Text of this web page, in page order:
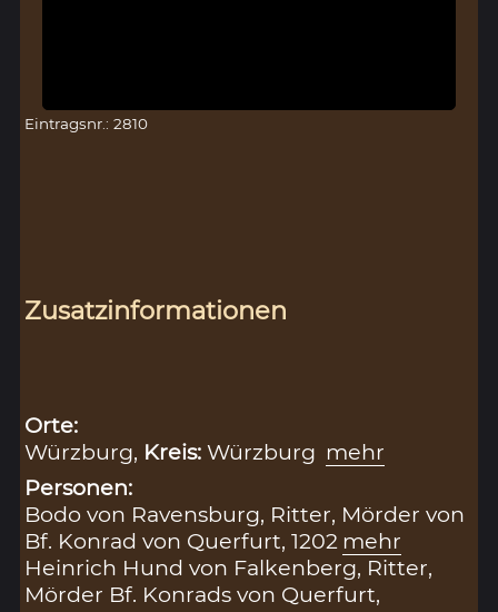
Eintragsnr.: 2810
Zusatzinformationen
Orte:
Würzburg, Kreis:Würzburg mehr
Personen:
Bodo von Ravensburg, Ritter, Mörder von
Bf. Konrad von Querfurt, 1202 mehr
Heinrich Hund von Falkenberg, Ritter,
Mörder Bf. Konrads von Querfurt,